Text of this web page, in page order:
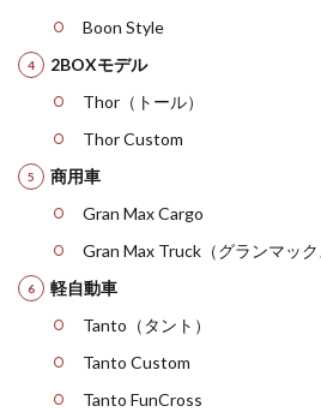
Boon Style
2BOXモデル
Thor（トール）
Thor Custom
商用車
Gran Max Cargo
Gran Max Truck（グランマック
軽自動車
Tanto（タント）
Tanto Custom
Tanto FunCross